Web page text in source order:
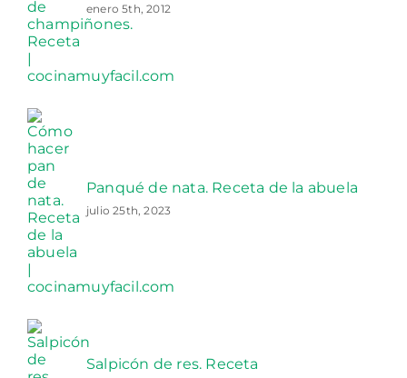
enero 5th, 2012
Panqué de nata. Receta de la abuela
julio 25th, 2023
Salpicón de res. Receta